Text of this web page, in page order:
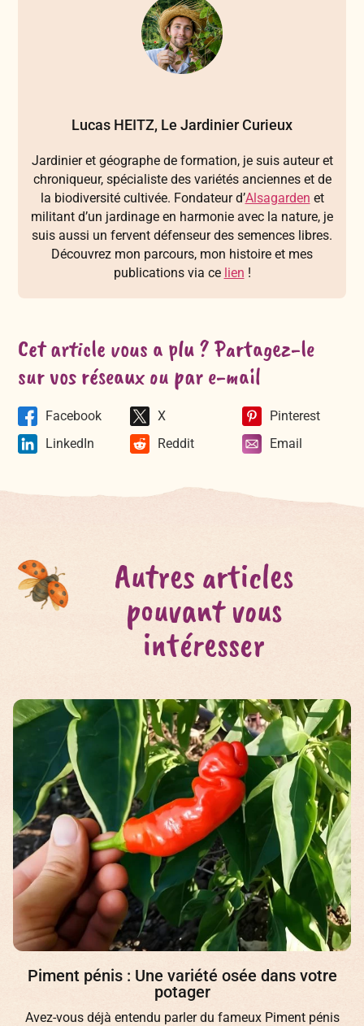
Lucas HEITZ, Le Jardinier Curieux
Jardinier et géographe de formation, je suis auteur et
chroniqueur, spécialiste des variétés anciennes et de
la biodiversité cultivée. Fondateur d’Alsagarden et
militant d’un jardinage en harmonie avec la nature, je
suis aussi un fervent défenseur des semences libres.
Découvrez mon parcours, mon histoire et mes
publications via ce lien !
Cet article vous a plu ? Partagez-le
sur vos réseaux ou par e-mail
Facebook X
Pinterest
LinkedIn
Reddit Email
Autres articles
pouvant vous
intéresser
Piment pénis : Une variété osée dans votre
potager
Avez-vous déjà entendu parler du fameux Piment pénis